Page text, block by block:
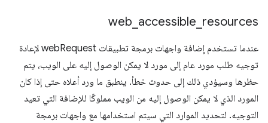
web accessible resources
عندما تستخدم إضافة واجهات برمجة تطبيقات webRequest لإعادة
توجيه طلب مورد عام إلى مورد لا يمكن الوصول إليه على الويب، يتم
حظرها وسيؤدي ذلك إلى حدوث خطأ. ينطبق ما ورد أعلاه حتى إذا كان
المورد الذي لا يمكن الوصول إليه من الويب مملوكًا للإضافة التي تعيد
التوجيه. لتحديد الموارد التي سيتم استخدامها مع واجهات برمجة